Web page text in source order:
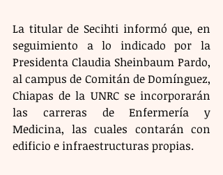
La titular de Secihti informó que, en
seguimiento a lo indicado por la
Presidenta Claudia Sheinbaum Pardo,
al campus de Comitán de Domínguez,
Chiapas de la UNRC se incorporarán
las carreras de Enfermería y
Medicina, las cuales contarán con
edificio e infraestructuras propias.